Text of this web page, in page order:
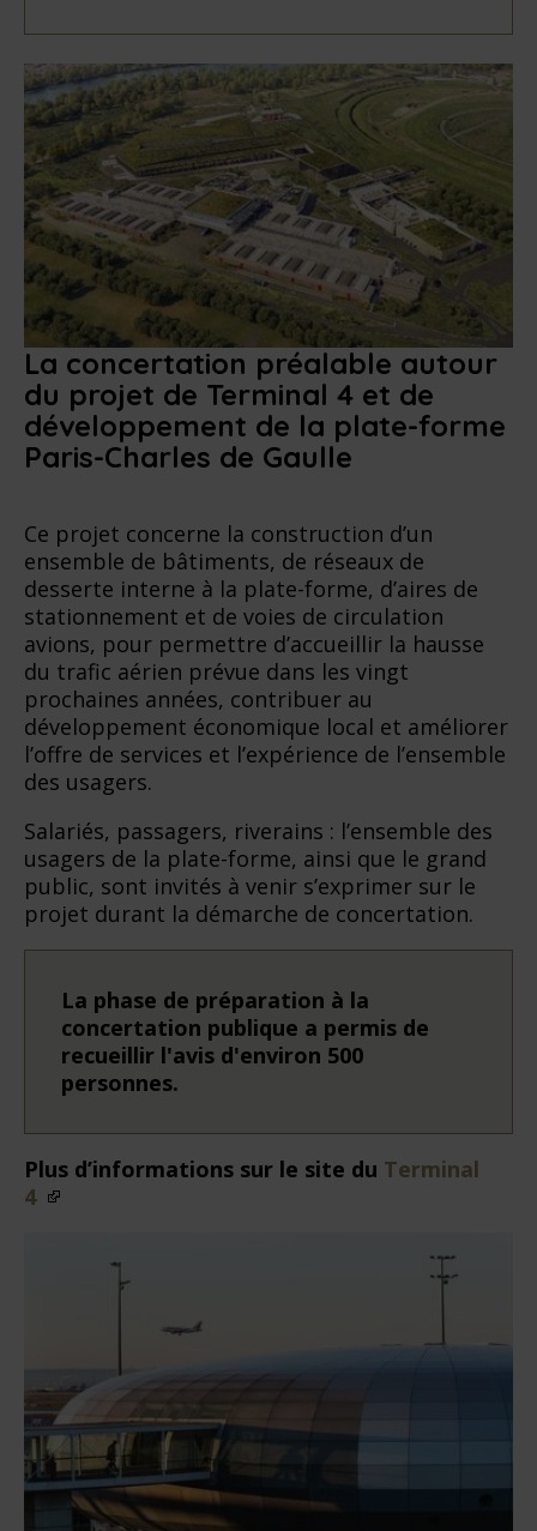
La concertation préalable autour
du projet de Terminal 4 et de
développement de la plate-forme
Paris-Charles de Gaulle
Ce projet concerne la construction d’un
ensemble de bâtiments, de réseaux de
desserte interne à la plate-forme, d’aires de
stationnement et de voies de circulation
avions, pour permettre d’accueillir la hausse
du trafic aérien prévue dans les vingt
prochaines années, contribuer au
développement économique local et améliorer
l’offre de services et l’expérience de l’ensemble
des usagers.
Salariés, passagers, riverains : l’ensemble des
usagers de la plate-forme, ainsi que le grand
public, sont invités à venir s’exprimer sur le
projet durant la démarche de concertation.
La phase de préparation à la
concertation publique a permis de
recueillir l'avis d'environ 500
personnes.
Plus d’informations sur le site du Terminal
4